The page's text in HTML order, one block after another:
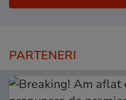
PARTENERI